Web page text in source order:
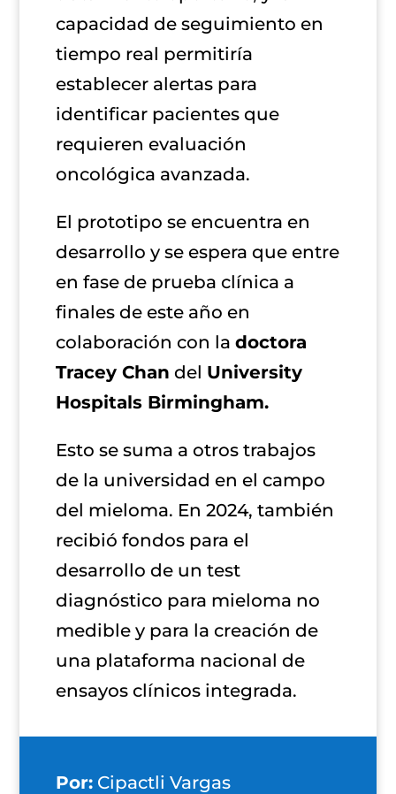
capacidad de seguimiento en
tiempo real permitiría
establecer alertas para
identificar pacientes que
requieren evaluación
oncológica avanzada.
El prototipo se encuentra en
desarrollo y se espera que entre
en fase de prueba clínica a
finales de este año en
colaboración con la doctora
Tracey Chan del University
Hospitals Birmingham.
Esto se suma a otros trabajos
de la universidad en el campo
del mieloma. En 2024, también
recibió fondos para el
desarrollo de un test
diagnóstico para mieloma no
medible y para la creación de
una plataforma nacional de
ensayos clínicos integrada.
Por:Cipactli Vargas